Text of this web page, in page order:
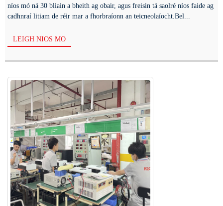
níos mó ná 30 bliain a bheith ag obair, agus freisin tá saolré níos faide ag
cadhnraí litiam de réir mar a fhorbraíonn an teicneolaíocht.Bel...
LEIGH NIOS MO